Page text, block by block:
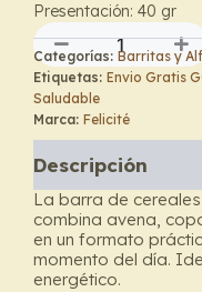
Presentación: 40 gr
Barra
de
cereales
sabor
Felicité
cantidad
Categorías: Barritas y
Etiquetas: Envio Gratis
Saludable
Marca: Felicité
Descripción
La barra de
combina avena,
en un formato
momento del día.
energético.